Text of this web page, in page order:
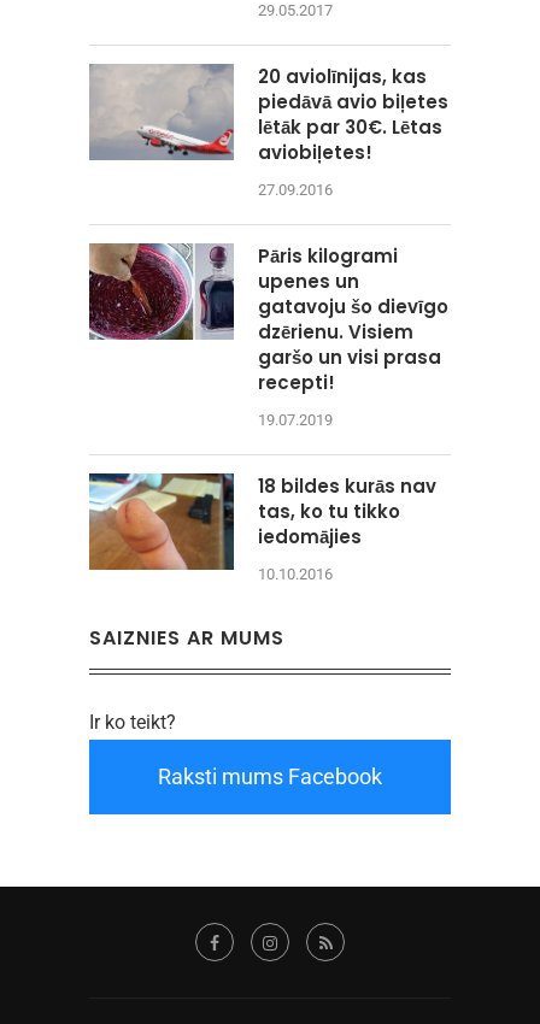
29.05.2017
20 aviolīnijas, kas
piedāvā avio biļetes
lētāk par 30€. Lētas
aviobiļetes!
27.09.2016
Pāris kilogrami
upenes un
gatavoju šo dievīgo
dzērienu. Visiem
garšo un visi prasa
recepti!
19.07.2019
18 bildes kurās nav
tas, ko tu tikko
iedomājies
10.10.2016
SAIZNIES AR MUMS
Ir ko teikt?
Raksti mums Facebook